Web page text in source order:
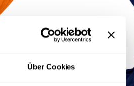
Über Cookies